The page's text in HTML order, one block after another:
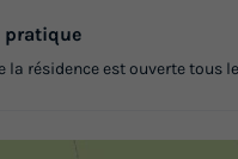
la résidence est ouverte tous